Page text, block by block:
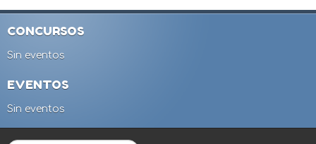
CONCURSOS
Sin eventos
EVENTOS
Sin eventos